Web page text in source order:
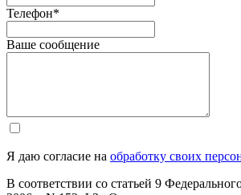
Телефон*
Ваше сообщение
Я даю согласие на обработку своих
В соответствии со статьей 9